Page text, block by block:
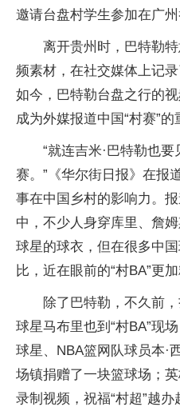
邀请台盘村学生参加在广州
离开贵州时，巴特勒
频素材，在社交媒体上记录
如今，巴特勒台盘之行的
成为外媒报道中国“村赛”的
“就连吉米·巴特勒也
赛。”《华尔街日报》在报
事在中国乡村的影响力。
中，不少人身穿库里、詹
球星的球衣，但在很多中
比，近在眼前的“村BA”更加
除了巴特勒，不久前
球星马布里也到“村BA”现
球星、NBA篮网队球员本·
场镇捐赠了一块篮球场；
录制视频，祝福“村超”越